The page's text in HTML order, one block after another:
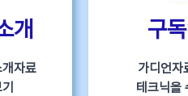
개
자료
구
가디언자
테크닉을